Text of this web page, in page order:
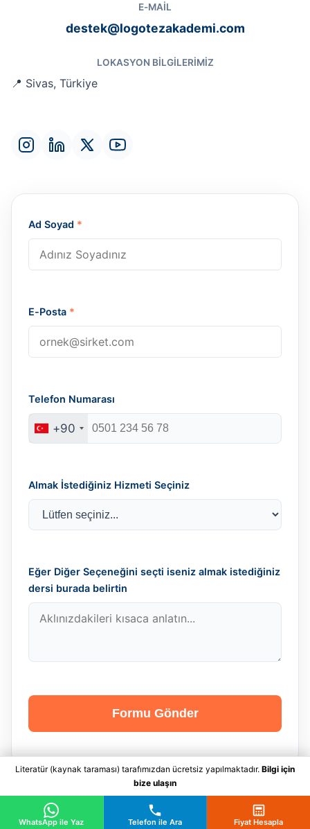
E-MAIL
destek@logotezakademi.com
LOKASYON BILGILERIMIZ
📍 Sivas, Türkiye
Ad Soyad *
E-Posta *
Telefon Numarası
+90
Almak İstediğiniz Hizmeti Seçiniz
Eğer Diğer Seçeneğini seçti iseniz almak istediğiniz
dersi burada belirtin
Formu Gönder
Literatür (kaynak taraması) tarafımızdan ücretsiz yapılmaktadır. Bilgi için
bize ulaşın
WhatsApp ile Yaz Telefon ile Ara Fiyat Hesapla